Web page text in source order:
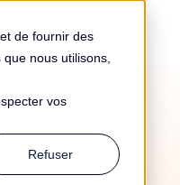
de fournir des
nous utilisons,
vos
Refuser